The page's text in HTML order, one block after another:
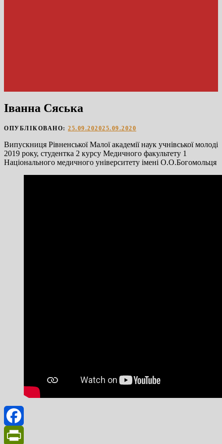
Іванна Сяська
ОПУБЛІКОВАНО: 25.09.202025.09.2020
Випускниця Рівненської Малої академії наук учнівської молоді
2019 року, студентка 2 курсу Медичного факультету 1
Національного медичного університету імені О.О.Богомольця
Facebook